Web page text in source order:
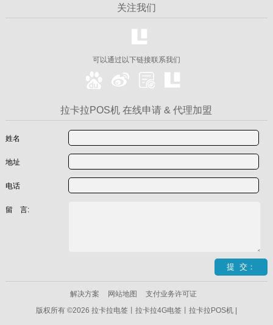
关注我们
可以通过以下链接联系我们
拉卡拉POS机 在线申请 & 代理加盟
姓名
地址
电话
留 言:
解决方案 网站地图
支付业务许可证
版权所有 ©2026 拉卡拉电签丨拉卡拉4G电签丨拉卡拉POS机 |